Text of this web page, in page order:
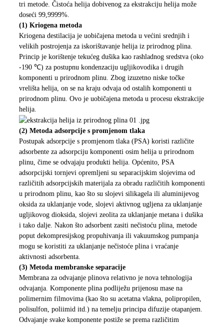
tri metode. Čistoća helija dobivenog za ekstrakciju helija može
doseći 99,9999%.
(1) Kriogena metoda
Kriogena destilacija je uobičajena metoda u većini srednjih i
velikih postrojenja za iskorištavanje helija iz prirodnog plina.
Princip je korištenje tekućeg dušika kao rashladnog sredstva (oko
-190 ℃) za postupnu kondenzaciju ugljikovodika i drugih
komponenti u prirodnom plinu. Zbog izuzetno niske točke
vrelišta helija, on se na kraju odvaja od ostalih komponenti u
prirodnom plinu. Ovo je uobičajena metoda u procesu ekstrakcije
helija.
(2) Metoda adsorpcije s promjenom tlaka
Postupak adsorpcije s promjenom tlaka (PSA) koristi različite
adsorbente za adsorpciju komponenti osim helija u prirodnom
plinu, čime se odvajaju produkti helija. Općenito, PSA
adsorpcijski tornjevi opremljeni su separacijskim slojevima od
različitih adsorpcijskih materijala za obradu različitih komponenti
u prirodnom plinu, kao što su slojevi silikagela ili aluminijevog
oksida za uklanjanje vode, slojevi aktivnog ugljena za uklanjanje
ugljikovog dioksida, slojevi zeolita za uklanjanje metana i dušika
i tako dalje. Nakon što adsorbent zasiti nečistoću plina, metode
poput dekompresijskog propuhivanja ili vakuumskog pumpanja
mogu se koristiti za uklanjanje nečistoće plina i vraćanje
aktivnosti adsorbenta.
(3) Metoda membranske separacije
Membrana za odvajanje plinova relativno je nova tehnologija
odvajanja. Komponente plina podliježu prijenosu mase na
polimernim filmovima (kao što su acetatna vlakna, polipropilen,
polisulfon, poliimid itd.) na temelju principa difuzije otapanjem.
Odvajanje svake komponente postiže se prema različitim